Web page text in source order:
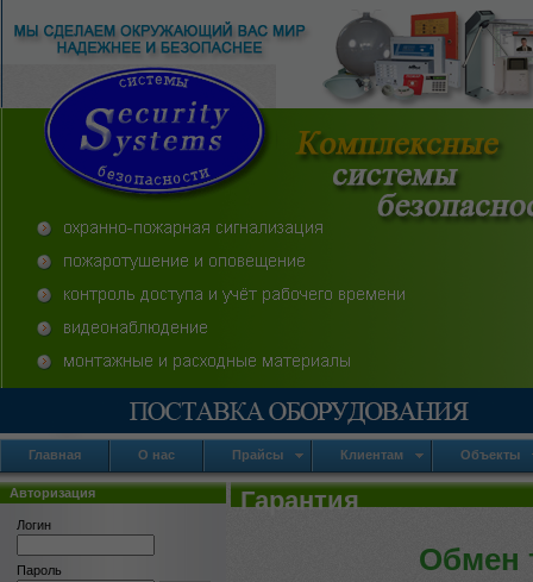
Главная О нас Прайсы Клиентам Объекты
Авторизация
Логин
Пароль
Гарантия
Обмен